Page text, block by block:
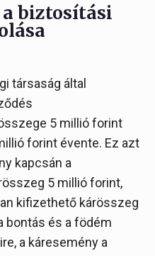
a biztosítási
társaság által
5 millió forint
forint évente. Ez azt
kapcsán a
5 millió forint,
kifizethető kárösszeg
bontás és a födém
a káresemény a